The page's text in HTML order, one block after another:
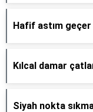
Hafif astım geçer
Kılcal damar
Siyah nokta